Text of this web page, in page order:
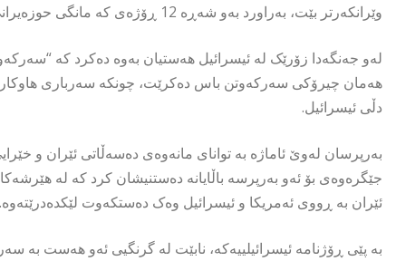
وێرانکەرتر بێت، بەراورد بەو شەڕە 12 ڕۆژەی کە مانگی حوزەیرانی ڕابردوو لە نێوان هەردوو وڵاتدا ڕوویدا.
لەو جەنگەدا زۆرێک لە ئیسرائیل هەستیان بەوە دەکرد کە
هەمان چیرۆکی سەرکەوتن باس دەکرێت، چونکە سەرباری هاوکارییە
دڵی ئیسرائیل.
بەرپرسان لەوێ ئاماژە بە توانای مانەوەی دەسەڵاتی ئێران و
جێگرەوەی بۆ ئەو بەرپرسە باڵایانە دەستنیشان کرد کە لە
ئێران بە ڕووی ئەمریکا و ئیسرائیل وەک دەستکەوت لێکدەدرێتەوە.
بە پێی ڕۆژنامە ئیسرائیلییەکە، نابێت لە گرنگیی ئەو هەست بە